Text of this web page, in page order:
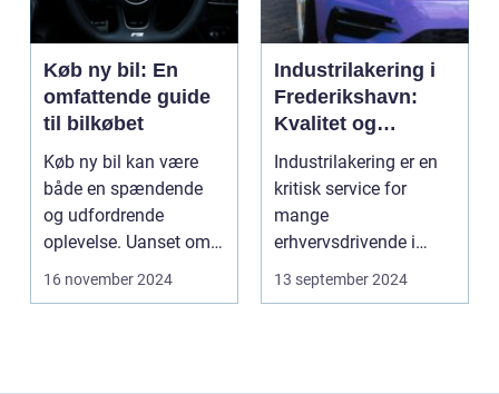
Køb ny bil: En
omfattende guide
til bilkøbet
Køb ny bil kan være
både en spændende
og udfordrende
oplevelse. Uanset om
16 november 2024
Industrilakering i
Frederikshavn:
Kvalitet og
Professionalisme
Industrilakering er en
kritisk service for
mange
erhvervsdrivende i
Frederikshavn og
omegn. Det er p...
13 september 2024